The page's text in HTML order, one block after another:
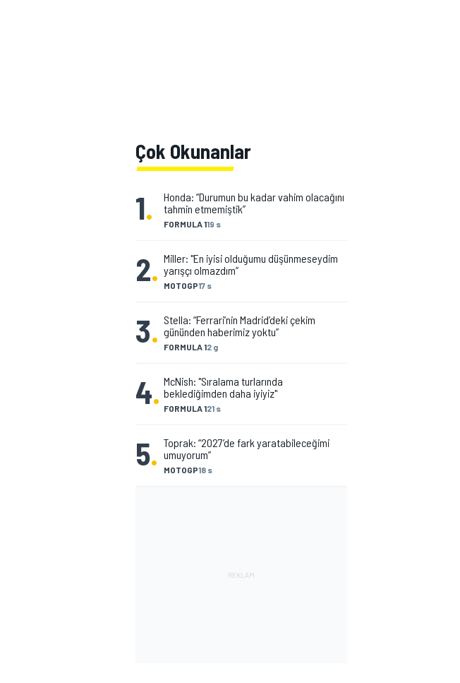
Çok Okunanlar
1. FORMULA 119 s
Honda: “Durumun bu kadar vahim olacağını
tahmin etmemiştik”
2. MOTOGP17 s
Miller: "En iyisi olduğumu düşünmeseydim
yarışçı olmazdım”
3. FORMULA 12 g
Stella: “Ferrari’nin Madrid’deki çekim
gününden haberimiz yoktu”
4. FORMULA 121 s
McNish: "Sıralama turlarında
beklediğimden daha iyiyiz"
5. MOTOGP18 s
Toprak: “2027’de fark yaratabileceğimi
umuyorum”